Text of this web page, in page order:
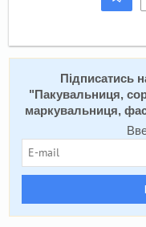
Підписатись
" Пакувальниця,
маркувальниця,